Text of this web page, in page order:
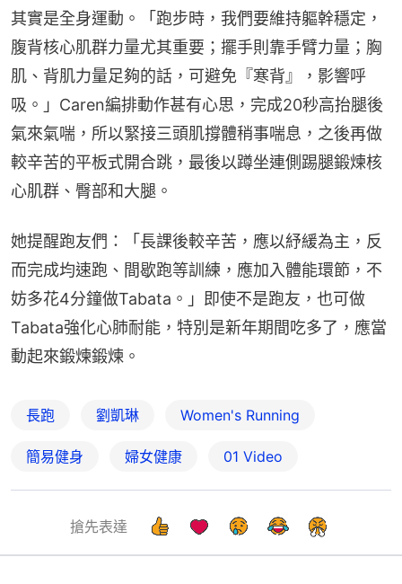
其實是全身運動。「跑步時，我們要維持軀幹穩定，
腹背核心肌群力量尤其重要；擺手則靠手臂力量；胸
肌、背肌力量足夠的話，可避免『寒背』，影響呼
吸。」Caren編排動作甚有心思，完成20秒高抬腿後
氣來氣喘，所以緊接三頭肌撐體稍事喘息，之後再做
較辛苦的平板式開合跳，最後以蹲坐連側踢腿鍛煉核
心肌群、臀部和大腿。
她提醒跑友們：「長課後較辛苦，應以紓緩為主，反
而完成均速跑、間歇跑等訓練，應加入體能環節，不
妨多花4分鐘做Tabata。」即使不是跑友，也可做
Tabata強化心肺耐能，特別是新年期間吃多了，應當
動起來鍛煉鍛煉。
長跑 劉凱琳 Women's Running
簡易健身 婦女健康 01 Video
搶先表達